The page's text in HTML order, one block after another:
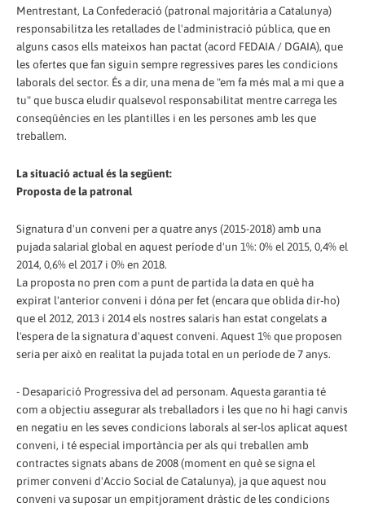
Mentrestant, La Confederació (patronal majoritària a Catalunya)
responsabilitza les retallades de l'administració pública, que en
alguns casos ells mateixos han pactat (acord FEDAIA / DGAIA), que
les ofertes que fan siguin sempre regressives pares les condicions
laborals del sector. És a dir, una mena de "em fa més mal a mi que a
tu" que busca eludir qualsevol responsabilitat mentre carrega les
conseqüències en les plantilles i en les persones amb les que
treballem.
La situació actual és la següent:
Proposta de la patronal
Signatura d'un conveni per a quatre anys (2015-2018) amb una
pujada salarial global en aquest període d'un 1%: 0% el 2015, 0,4% el
2014, 0,6% el 2017 i 0% en 2018.
La proposta no pren com a punt de partida la data en què ha
expirat l'anterior conveni i dóna per fet (encara que oblida dir-ho)
que el 2012, 2013 i 2014 els nostres salaris han estat congelats a
l'espera de la signatura d'aquest conveni. Aquest 1% que proposen
seria per això en realitat la pujada total en un període de 7 anys.
- Desaparició Progressiva del ad personam. Aquesta garantia té
com a objectiu assegurar als treballadors i les que no hi hagi canvis
en negatiu en les seves condicions laborals al ser-los aplicat aquest
conveni, i té especial importància per als qui treballen amb
contractes signats abans de 2008 (moment en què se signa el
primer conveni d'Accio Social de Catalunya), ja que aquest nou
conveni va suposar un empitjorament dràstic de les condicions